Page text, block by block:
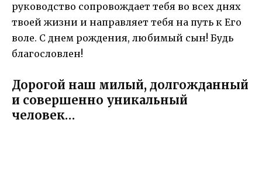
руководство сопровождает тебя во всех днях
твоей жизни и направляет тебя на путь к Его
воле. С днем рождения, любимый сын! Будь
благословлен!
Дорогой наш милый, долгожданный
и совершенно уникальный
человек…